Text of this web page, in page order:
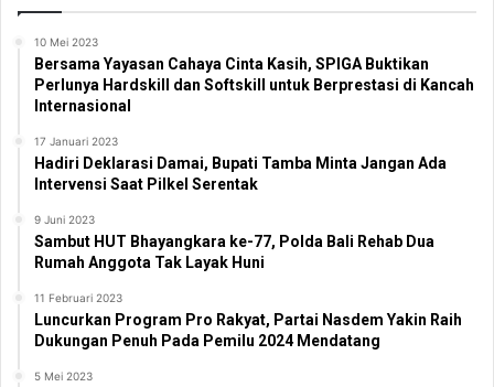
10 Mei 2023
Bersama Yayasan Cahaya Cinta Kasih, SPIGA Buktikan
Perlunya Hardskill dan Softskill untuk Berprestasi di Kancah
Internasional
17 Januari 2023
Hadiri Deklarasi Damai, Bupati Tamba Minta Jangan Ada
Intervensi Saat Pilkel Serentak
9 Juni 2023
Sambut HUT Bhayangkara ke-77, Polda Bali Rehab Dua
Rumah Anggota Tak Layak Huni
11 Februari 2023
Luncurkan Program Pro Rakyat, Partai Nasdem Yakin Raih
Dukungan Penuh Pada Pemilu 2024 Mendatang
5 Mei 2023